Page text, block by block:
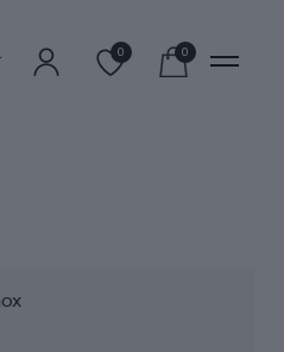
0 0